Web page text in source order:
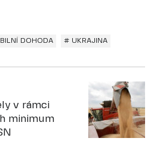
DOHODA # UKRAJINA
v rámci
minimum